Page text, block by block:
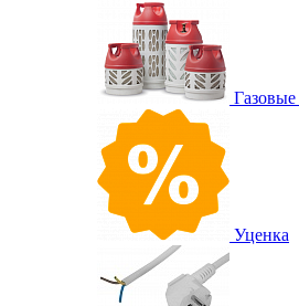
Уценка